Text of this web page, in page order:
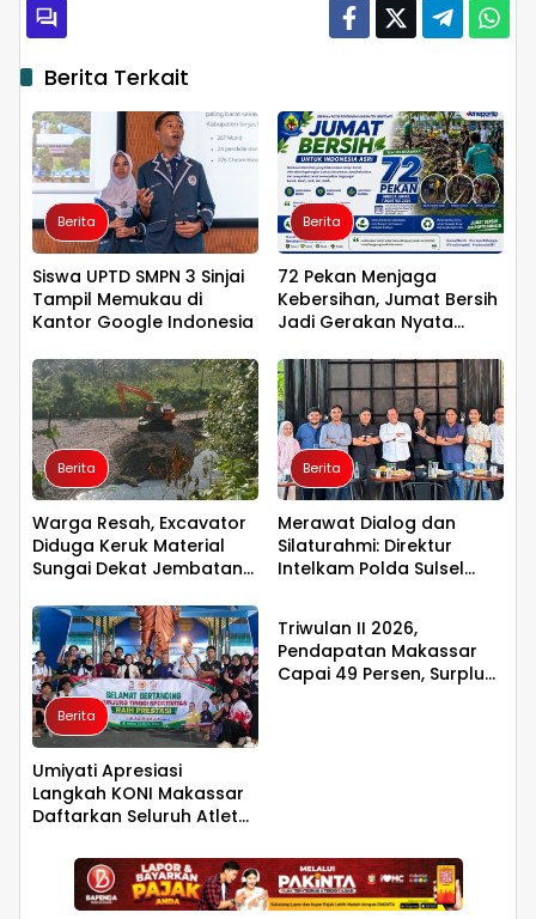
Berita Terkait
Berita
Siswa UPTD SMPN 3 Sinjai
Tampil Memukau di
Kantor Google Indonesia
Berita
72 Pekan Menjaga
Kebersihan, Jumat Bersih
Jadi Gerakan Nyata
Bahagia
Berita
Warga Resah, Excavator
Diduga Keruk Material
Sungai Dekat Jembatan
Luwu Timur
Berita
Merawat Dialog dan
Silaturahmi: Direktur
Intelkam Polda Sulsel
Berita
Umiyati Apresiasi
Langkah KONI Makassar
Daftarkan Seluruh Atlet
Ketenagakerjaan
Berita
Triwulan II 2026,
Pendapatan Makassar
Capai 49 Persen, Surplus